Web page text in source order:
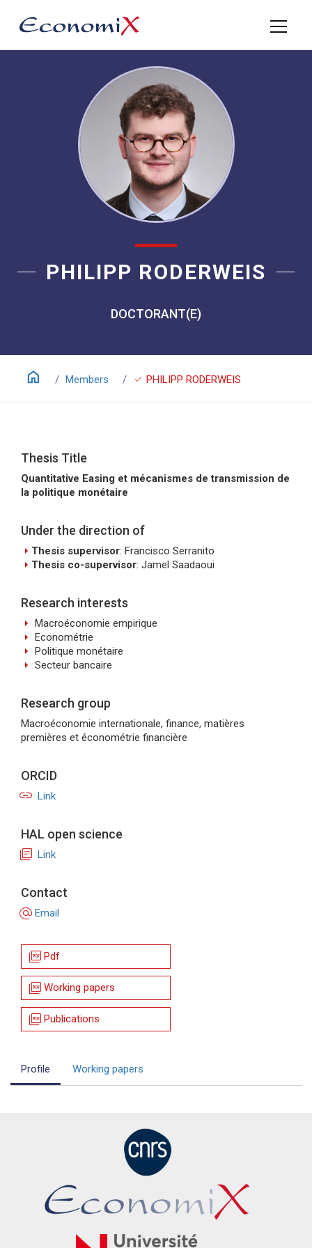
PHILIPP RODERWEIS
DOCTORANT(E)
home Members check PHILIPP RODERWEIS
Thesis Title
Quantitative Easing et mécanismes de transmission de
la politique monétaire
Under the direction of
arrow_rightThesis supervisor: Francisco Serranito
arrow_rightThesis co-supervisor: Jamel Saadaoui
Research interests
arrow_right Macroéconomie empirique
arrow_right Econométrie
arrow_right Politique monétaire
arrow_right Secteur bancaire
Research group
Macroéconomie internationale, finance, matières
premières et économétrie financière
ORCID
link Link
HAL open science
library_books Link
Contact
alternate_email Email
picture_as_pdf Pdf
picture_as_pdf Working papers
picture_as_pdf Publications
Profile Working papers